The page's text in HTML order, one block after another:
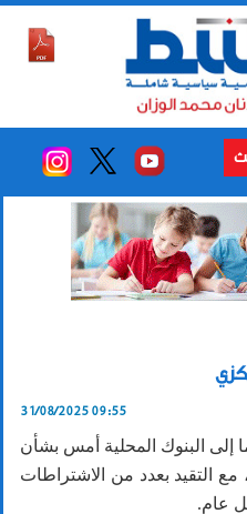
31/08/2025 09:55
إلى البنوك المحلية أمس بشأن
مع التقيد بعدد من الاشتراطات
عام.